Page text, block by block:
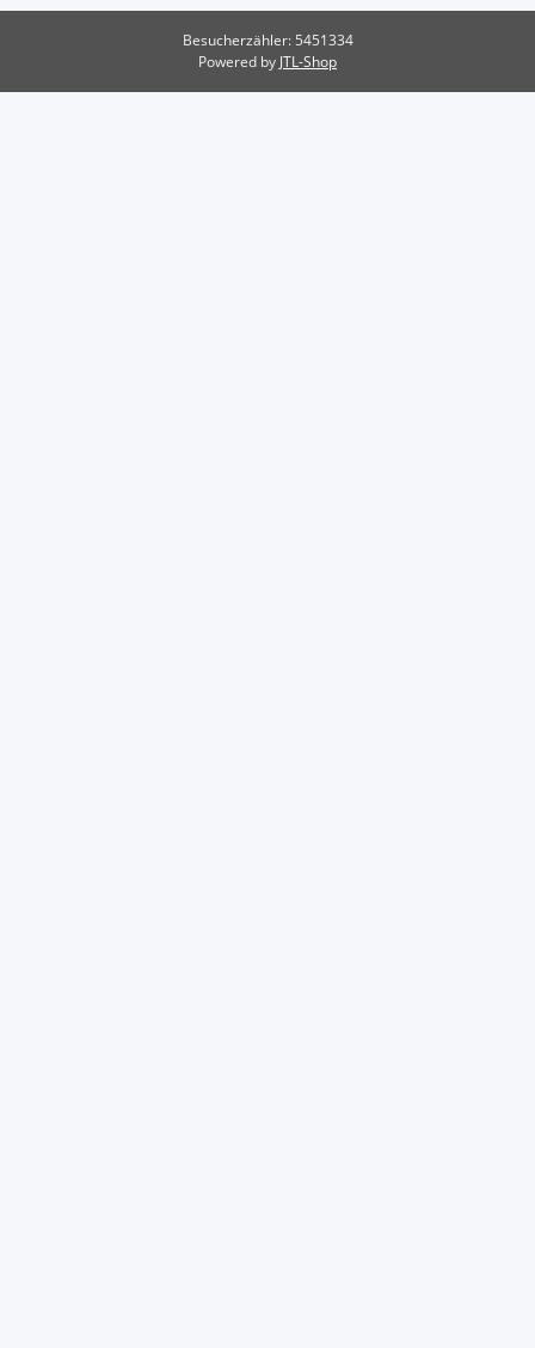
Besucherzähler: 5451334
Powered by JTL-Shop